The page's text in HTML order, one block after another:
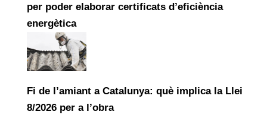
per poder elaborar certificats d’eficiència
energètica
Fi de l’amiant a Catalunya: què implica la Llei
8/2026 per a l’obra